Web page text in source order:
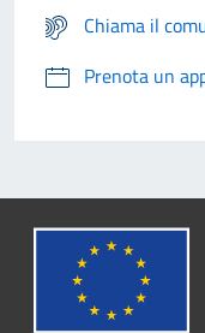
Chiama il
Prenota un